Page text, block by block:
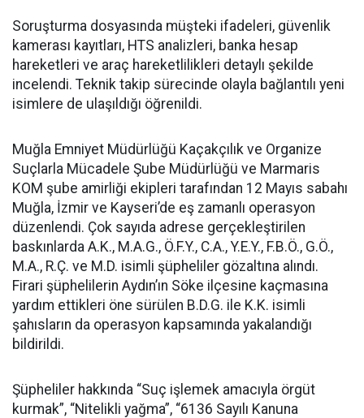
Soruşturma dosyasında müşteki ifadeleri, güvenlik
kamerası kayıtları, HTS analizleri, banka hesap
hareketleri ve araç hareketlilikleri detaylı şekilde
incelendi. Teknik takip sürecinde olayla bağlantılı yeni
isimlere de ulaşıldığı öğrenildi.
Muğla Emniyet Müdürlüğü Kaçakçılık ve Organize
Suçlarla Mücadele Şube Müdürlüğü ve Marmaris
KOM şube amirliği ekipleri tarafından 12 Mayıs sabahı
Muğla, İzmir ve Kayseri’de eş zamanlı operasyon
düzenlendi. Çok sayıda adrese gerçekleştirilen
baskınlarda A.K., M.A.G., Ö.F.Y., C.A., Y.E.Y., F.B.Ö., G.Ö.,
M.A., R.Ç. ve M.D. isimli şüpheliler gözaltına alındı.
Firari şüphelilerin Aydın’ın Söke ilçesine kaçmasına
yardım ettikleri öne sürülen B.D.G. ile K.K. isimli
şahısların da operasyon kapsamında yakalandığı
bildirildi.
Şüpheliler hakkında “Suç işlemek amacıyla örgüt
kurmak”, “Nitelikli yağma”, “6136 Sayılı Kanuna